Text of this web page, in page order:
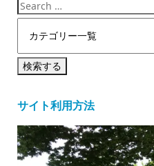
サイト利用方法